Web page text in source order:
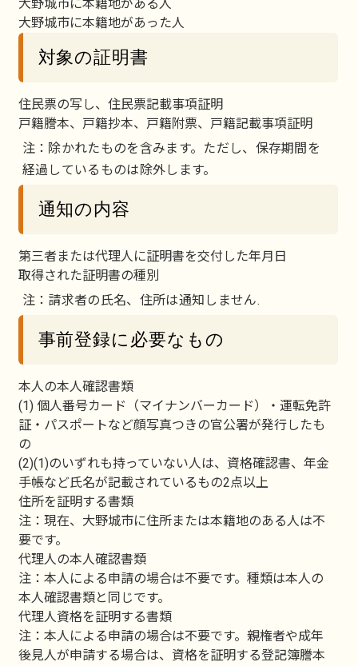
大野城市に本籍地がある人
大野城市に本籍地があった人
対象の証明書
住民票の写し、住民票記載事項証明
戸籍謄本、戸籍抄本、戸籍附票、戸籍記載事項証明
注：除かれたものを含みます。ただし、保存期間を
経過しているものは除外します。
通知の内容
第三者または代理人に証明書を交付した年月日
取得された証明書の種別
注：請求者の氏名、住所は通知しません.
事前登録に必要なもの
本人の本人確認書類
(1) 個人番号カード（マイナンバーカード）・運転免許
証・パスポートなど顔写真つきの官公署が発行したも
の
(2)(1)のいずれも持っていない人は、資格確認書、年金
手帳など氏名が記載されているもの2点以上
住所を証明する書類
注：現在、大野城市に住所または本籍地のある人は不
要です。
代理人の本人確認書類
注：本人による申請の場合は不要です。種類は本人の
本人確認書類と同じです。
代理人資格を証明する書類
注：本人による申請の場合は不要です。親権者や成年
後見人が申請する場合は、資格を証明する登記簿謄本